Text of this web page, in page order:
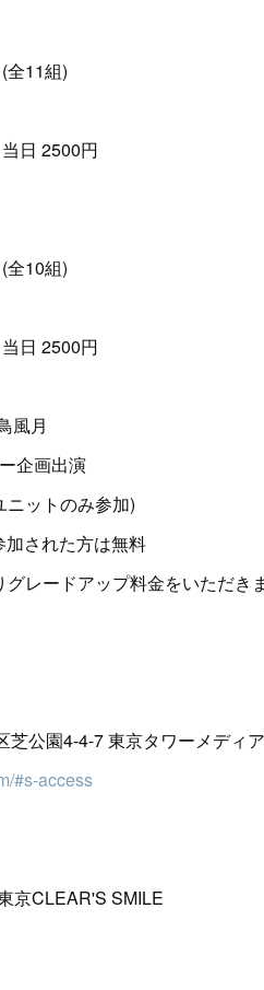
全11組)
日 2500円
全10組)
日 2500円
風月
企画出演
ニットのみ参加)
された方は無料
グレードアップ料金をいただき
芝公園4-4-7 東京タワーメディ
#s-access
京CLEAR'S SMILE